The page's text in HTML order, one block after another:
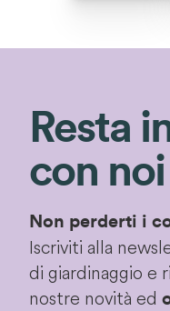
Resta
con noi
Non perderti i
Iscriviti alla
di giardinaggio e
nostre novità ed